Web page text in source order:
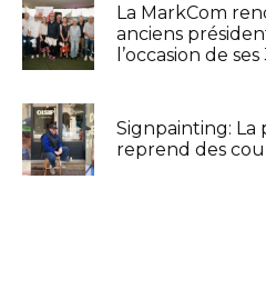
La MarkCom
anciens
l’occasion de
Signpainting:
reprend des